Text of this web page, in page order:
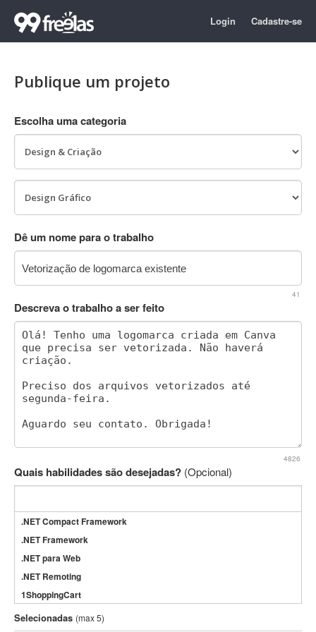
Login Cadastre-se
Publique um projeto
Escolha uma categoria
Dê um nome para o trabalho
41
Descreva o trabalho a ser feito
4826
Quais habilidades são desejadas? (Opcional)
.NET Compact Framework
.NET Framework
.NET para Web
.NET Remoting
1ShoppingCart
3DS Max
Selecionadas (max 5)